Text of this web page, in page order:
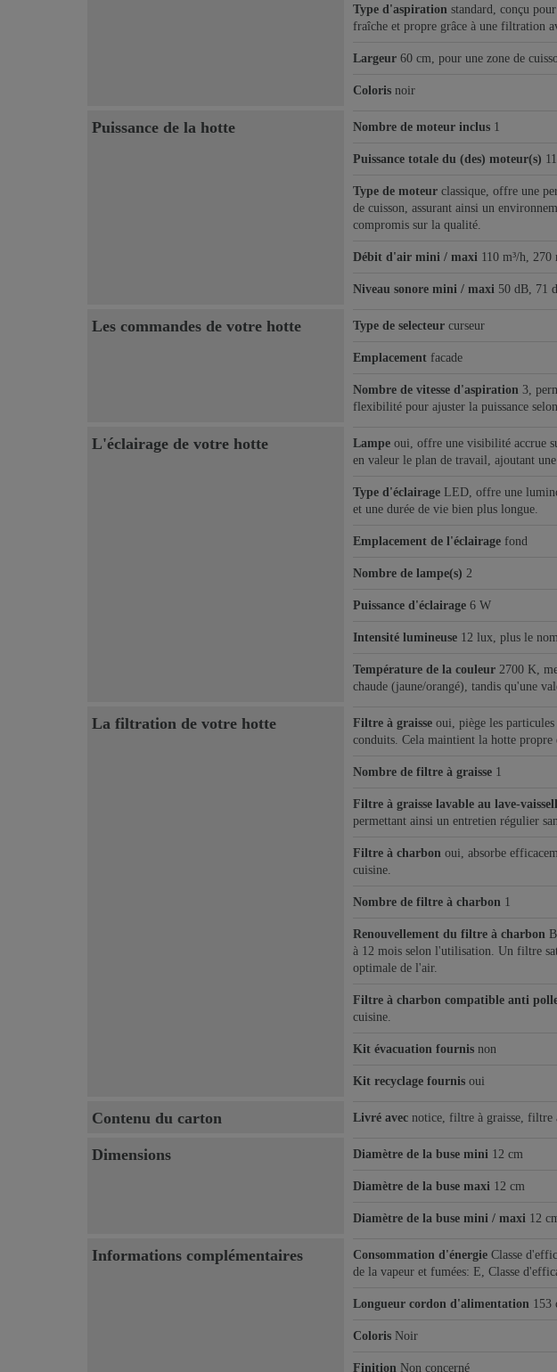
Type d'aspiration standard, conçu
fraîche et propre grâce à une filtration
Largeur 60 cm, pour une zone de
Coloris noir
Puissance de la hotte Nombre de moteur inclus 1
Puissance totale du (des) moteur(s)
Type de moteur classique, offre une
de cuisson, assurant ainsi un
compromis sur la qualité.
Débit d'air mini / maxi 110 m³/h, 270
Niveau sonore mini / maxi 50 dB, 71
Les commandes de votre hotte Type de selecteur curseur
Emplacement facade
Nombre de vitesse d'aspiration 3,
flexibilité pour ajuster la puissance
L'éclairage de votre hotte Lampe oui, offre une visibilité accrue
en valeur le plan de travail, ajoutant
Type d'éclairage LED, offre une
et une durée de vie bien plus longue.
Emplacement de l'éclairage fond
Nombre de lampe(s) 2
Puissance d'éclairage 6 W
Intensité lumineuse 12 lux, plus le
Température de la couleur 2700 K,
chaude (jaune/orangé), tandis qu'une
La filtration de votre hotte Filtre à graisse oui, piège les particules
conduits. Cela maintient la hotte
Nombre de filtre à graisse 1
Filtre à graisse lavable au lave-
permettant ainsi un entretien régulier
Filtre à charbon oui, absorbe
cuisine.
Nombre de filtre à charbon 1
Renouvellement du filtre à charbon
à 12 mois selon l'utilisation. Un filtre
optimale de l'air.
Filtre à charbon compatible anti
cuisine.
Kit évacuation fournis non
Kit recyclage fournis oui
Contenu du carton Livré avec notice, filtre à graisse, filtre
Dimensions Diamètre de la buse mini 12 cm
Diamètre de la buse maxi 12 cm
Diamètre de la buse mini / maxi 12
Informations complémentaires Consommation d'énergie Classe
de la vapeur et fumées: E, Classe
Longueur cordon d'alimentation 153
Coloris Noir
Finition Non concerné